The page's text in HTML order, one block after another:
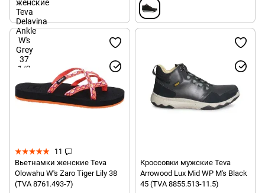
11
Вьетнамки женские Teva
Olowahu W's Zaro Tiger Lily 38
(TVA 8761.493-7)
Кроссовки мужские Teva
Arrowood Lux Mid WP M's Black
45 (TVA 8855.513-11.5)